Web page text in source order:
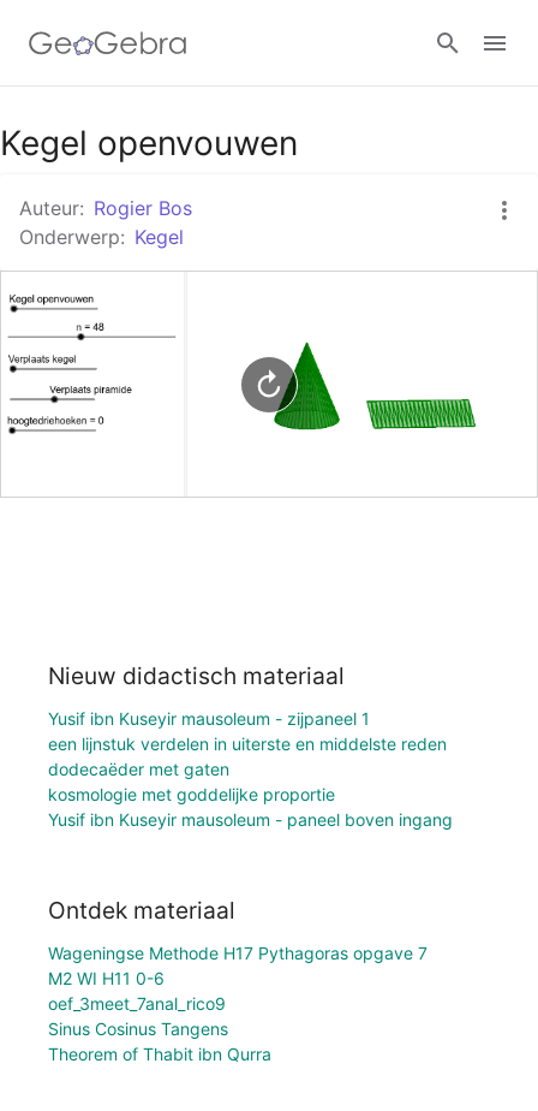
Google Classroom
GeoGebra Klaslokaal
Kegel openvouwen
Auteur: Rogier Bos
Onderwerp: Kegel
Nieuw didactisch materiaal
Yusif ibn Kuseyir mausoleum - zijpaneel 1
een lijnstuk verdelen in uiterste en middelste reden
dodecaëder met gaten
kosmologie met goddelijke proportie
Yusif ibn Kuseyir mausoleum - paneel boven ingang
Ontdek materiaal
Wageningse Methode H17 Pythagoras opgave 7
M2 WI H11 0-6
oef_3meet_7anal_rico9
Sinus Cosinus Tangens
Theorem of Thabit ibn Qurra